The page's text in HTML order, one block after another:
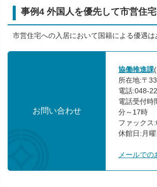
事例4 外国人を優先して市営住
市営住宅への入居において国籍による優遇は
お問い合わせ
協働推進課
所在地:〒
電話:048-
電話受付時
分～17時
ファックス
休館日:月
メールでの